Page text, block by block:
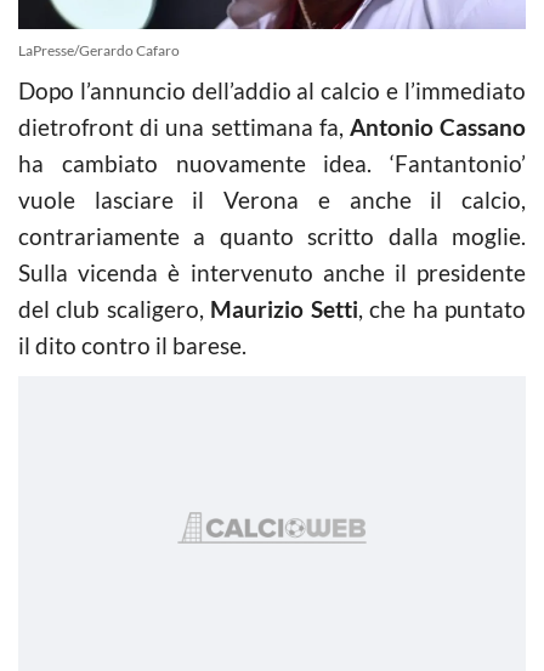
LaPresse/Gerardo Cafaro
Dopo l’annuncio dell’addio al calcio e l’immediato
dietrofront di una settimana fa, Antonio Cassano
ha cambiato nuovamente idea. ‘Fantantonio’
vuole lasciare il Verona e anche il calcio,
contrariamente a quanto scritto dalla moglie.
Sulla vicenda è intervenuto anche il presidente
del club scaligero, Maurizio Setti, che ha puntato
il dito contro il barese.